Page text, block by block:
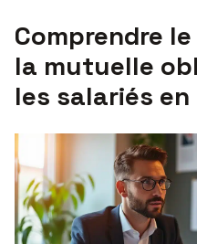
Comprendre
la mutuelle
les salariés en